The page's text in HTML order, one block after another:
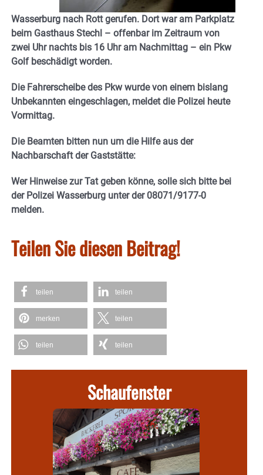
Wasserburg nach Rott gerufen. Dort war am Parkplatz
beim Gasthaus Stechl – offenbar im Zeitraum von
zwei Uhr nachts bis 16 Uhr am Nachmittag – ein Pkw
Golf beschädigt worden.
Die Fahrerscheibe des Pkw wurde von einem bislang
Unbekannten eingeschlagen, meldet die Polizei heute
Vormittag.
Die Beamten bitten nun um die Hilfe aus der
Nachbarschaft der Gaststätte:
Wer Hinweise zur Tat geben könne, solle sich bitte bei
der Polizei Wasserburg unter der 08071/9177-0
melden.
Teilen Sie diesen Beitrag!
teilen teilen
merken teilen
teilen teilen
Schaufenster